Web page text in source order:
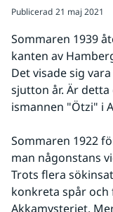
Publicerad 21 maj 2021
Sommaren 1939
kanten av
Det visade sig
sjutton år. Är
ismannen "Ötzi" i
Sommaren 1922
man någonstans
Trots flera
konkreta spår
Akkamysteriet.